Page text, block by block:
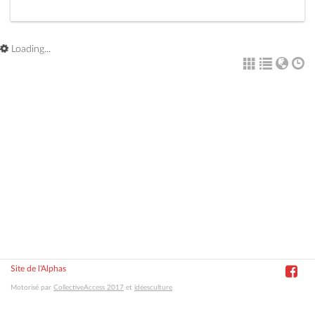
Loading...
Site de l'Alphas
Motorisé par CollectiveAccess 2017 et idéesculture